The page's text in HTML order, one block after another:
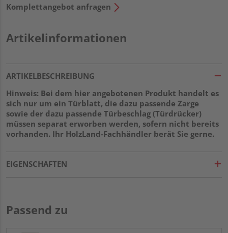
Komplettangebot anfragen
Artikelinformationen
ARTIKELBESCHREIBUNG
Hinweis: Bei dem hier angebotenen Produkt handelt es
sich nur um ein Türblatt, die dazu passende Zarge
sowie der dazu passende Türbeschlag (Türdrücker)
müssen separat erworben werden, sofern nicht bereits
vorhanden. Ihr HolzLand-Fachhändler berät Sie gerne.
EIGENSCHAFTEN
Passend zu